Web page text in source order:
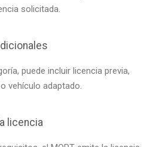
solicitada.
puede incluir licencia previa,
vehículo adaptado.
licencia